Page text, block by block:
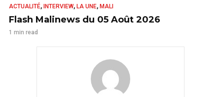
ACTUALITÉ, INTERVIEW, LA UNE, MALI
Flash Malinews du 05 Août 2026
1 min read